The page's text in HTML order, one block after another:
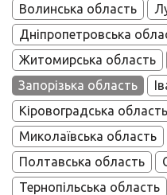
Волинська область
Дніпропетровська
Житомирська область
Запорізька область
Кіровоградська область
Миколаївська область
Полтавська область
Тернопільська область